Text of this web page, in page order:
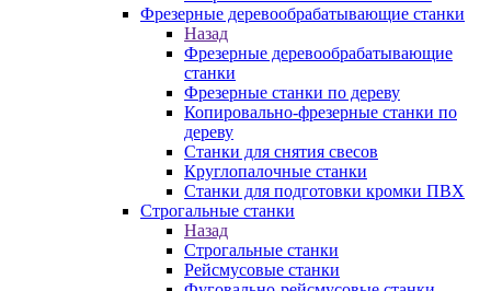
Фрезерные деревообрабатывающие станки
Назад
Фрезерные деревообрабатывающие
станки
Фрезерные станки по дереву
Копировально-фрезерные станки по
дереву
Станки для снятия свесов
Круглопалочные станки
Станки для подготовки кромки ПВХ
Строгальные станки
Назад
Строгальные станки
Рейсмусовые станки